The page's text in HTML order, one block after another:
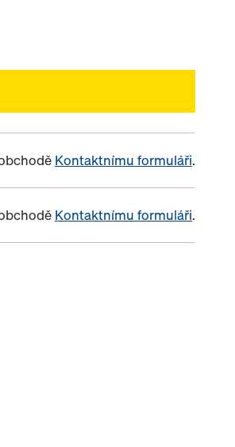
Kontaktnímu formuláři.
Kontaktnímu formuláři.